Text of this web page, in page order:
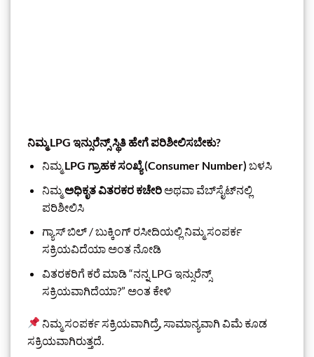
ನಿಮ್ಮ LPG ಇನ್ಸುರೆನ್ಸ್ ಸ್ಥಿತಿ ಹೇಗೆ ಪರಿಶೀಲಿಸಬೇಕು?
ನಿಮ್ಮLPG ಗ್ರಾಹಕ ಸಂಖ್ಯೆ (Consumer Number) ಬಳಸಿ
ನಿಮ್ಮ ಅಧಿಕೃತ ವಿತರಕರ ಕಚೇರಿಅಥವಾ ವೆಬ್‌ಸೈಟ್‌ನಲ್ಲಿ
ಪರಿಶೀಲಿಸಿ
ಗ್ಯಾಸ್ ಬಿಲ್ / ಬುಕ್ಕಿಂಗ್ ರಸೀದಿಯಲ್ಲಿ ನಿಮ್ಮ ಸಂಪರ್ಕ
ಸಕ್ರಿಯವಿದೆಯಾ ಅಂತ ನೋಡಿ
ವಿತರಕರಿಗೆ ಕರೆ ಮಾಡಿ “ನನ್ನ LPG ಇನ್ಸುರೆನ್ಸ್
ಸಕ್ರಿಯವಾಗಿದೆಯಾ?” ಅಂತ ಕೇಳಿ
ನಿಮ್ಮ ಸಂಪರ್ಕ ಸಕ್ರಿಯವಾಗಿದ್ರೆ, ಸಾಮಾನ್ಯವಾಗಿ ವಿಮೆ ಕೂಡ
ಸಕ್ರಿಯವಾಗಿರುತ್ತದೆ.